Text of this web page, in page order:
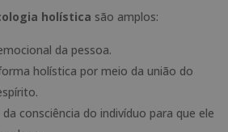
holística são amplos:
da pessoa.
holística por meio da união do
da consciência do indivíduo para que ele